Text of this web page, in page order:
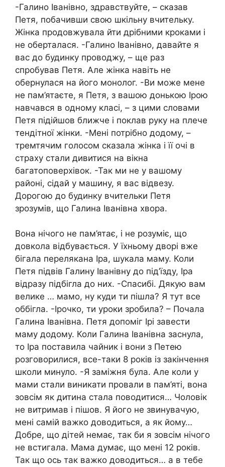
-Галино Іванівно, здравствуйте, – сказав
Петя, побачивши свою шкільну вчительку.
Жінка продовжувала йти дрібними кроками і
не оберталася. -Галино Іванівно, давайте я
вас до будинку проводжу, – ще раз
спробував Петя. Але жінка навіть не
обернулася на його монолог. -Ви може мене
не пам’ятаєте, я Петя, з вашою донькою Ірою
навчався в одному класі, – з цими словами
Петя підійшов ближче і поклав руку на плече
тендітної жінки. -Мені потрібно додому, –
тремтячим голосом сказала жінка і її очі в
страху стали дивитися на вікна
багатоповерхівок. -Так ми не у вашому
районі, сідай у машину, я вас відвезу.
Дорогою до будинку вчительки Петя
зрозумів, що Галина Іванівна xвора.
Вона нічого не пам’ятає, і не розуміє, що
довкола відбувається. У їхньому дворі вже
бiгала перелякана Іра, шукала маму. Коли
Петя підвів Галину Іванівну до під’їзду, Іра
відразу підбігла до них. -Спасибі. Дякую вам
велике … мамо, ну куди ти пішла? Я тут все
оббігла. -Ірочко, ти уроки зробила? – Почала
Галина Іванівна. Петя допоміг Ірі завести
маму додому. Коли Галина Іванівна заснула,
то Іра поставила чайник і вони з Петею
розговорилися, все-таки 8 років із закінчення
школи минуло. -Я заміжня була. Але коли у
мами стали виникати провали в пам’яті, вона
зовсім як дитина стала поводитися… Чоловік
не витримав і пішов. Я його не звинувачую,
мені самій вaжко доводиться, а як йому…
Добре, що дітей немає, так би я зовсім нічого
не встигала. Мама думає, що мені 12 років.
Так що ось так важко доводиться… а в тебе